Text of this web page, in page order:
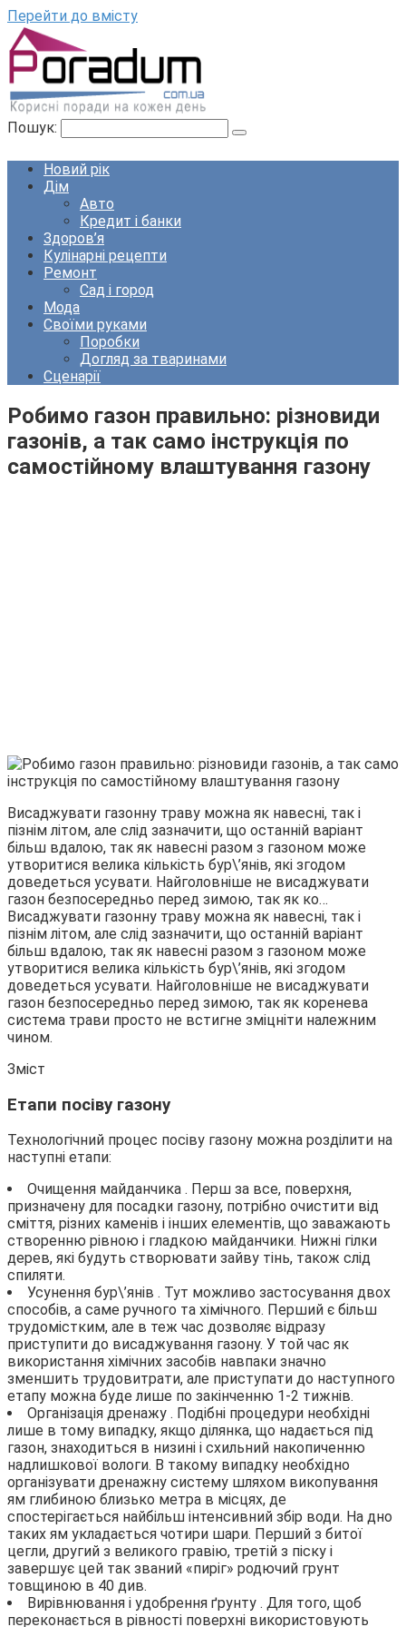
Перейти до вмісту
Пошук:
Новий рік
Дім
Авто
Кредит і банки
Здоров’я
Кулінарні рецепти
Ремонт
Сад і город
Мода
Своїми руками
Поробки
Догляд за тваринами
Сценарії
Робимо газон правильно: різновиди
газонів, а так само інструкція по
самостійному влаштування газону
Висаджувати газонну траву можна як навесні, так і
пізнім літом, але слід зазначити, що останній варіант
більш вдалою, так як навесні разом з газоном може
утворитися велика кількість бур\’янів, які згодом
доведеться усувати. Найголовніше не висаджувати
газон безпосередньо перед зимою, так як ко…
Висаджувати газонну траву можна як навесні, так і
пізнім літом, але слід зазначити, що останній варіант
більш вдалою, так як навесні разом з газоном може
утворитися велика кількість бур\’янів, які згодом
доведеться усувати. Найголовніше не висаджувати
газон безпосередньо перед зимою, так як коренева
система трави просто не встигне зміцніти належним
чином.
Зміст
Етапи посіву газону
Технологічний процес посіву газону можна розділити на
наступні етапи:
Очищення майданчика . Перш за все, поверхня,
призначену для посадки газону, потрібно очистити від
сміття, різних каменів і інших елементів, що заважають
створенню рівною і гладкою майданчики. Нижні гілки
дерев, які будуть створювати зайву тінь, також слід
спиляти.
Усунення бур\’янів . Тут можливо застосування двох
способів, а саме ручного та хімічного. Перший є більш
трудомістким, але в теж час дозволяє відразу
приступити до висаджування газону. У той час як
використання хімічних засобів навпаки значно
зменшить трудовитрати, але приступати до наступного
етапу можна буде лише по закінченню 1-2 тижнів.
Організація дренажу . Подібні процедури необхідні
лише в тому випадку, якщо ділянка, що надається під
газон, знаходиться в низині і схильний накопиченню
надлишкової вологи. В такому випадку необхідно
організувати дренажну систему шляхом викопування
ям глибиною близько метра в місцях, де
спостерігається найбільш інтенсивний збір води. На дно
таких ям укладається чотири шари. Перший з битої
цегли, другий з великого гравію, третій з піску і
завершує цей так званий «пиріг» родючий грунт
товщиною в 40 див.
Вирівнювання і удобрення ґрунту . Для того, щоб
переконається в рівності поверхні використовують